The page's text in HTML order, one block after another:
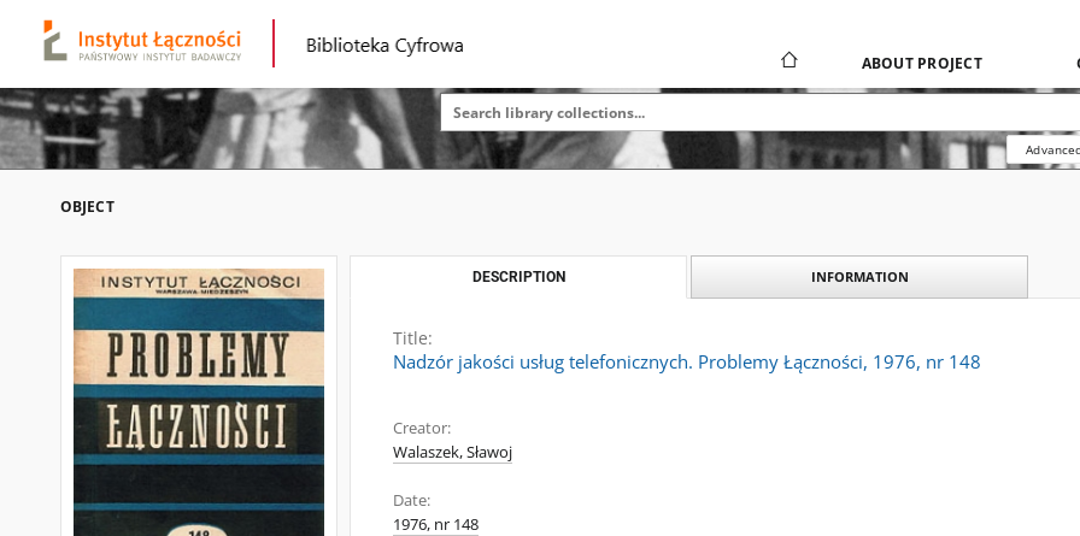
ABOUT PROJECT
OBJECT
DESCRIPTION INFORMATION
Title:
Nadzór jakości usług telefonicznych. Problemy Łączności, 1976, nr 148
Creator:
Walaszek, Sławoj
Date:
1976, nr 148